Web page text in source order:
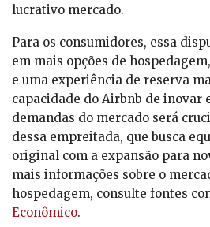
lucrativo mercado.
Para os consumidores, essa
em mais opções de
e uma experiência de reserva
capacidade do Airbnb de inovar
demandas do mercado será
dessa empreitada, que busca
original com a expansão para
mais informações sobre o
hospedagem, consulte fontes
Econômico.